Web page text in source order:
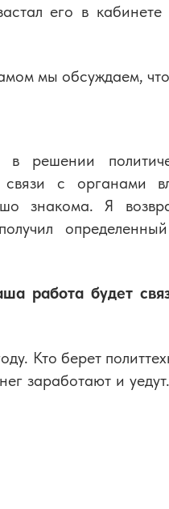
его в
мы обсуждаем,
с органами
знакома. Я
определенный
работа будет
Кто берет
заработают и